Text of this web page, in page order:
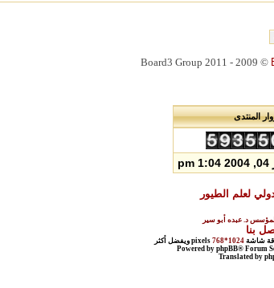
© 2009 - 2011 Board3 Group
المنتدى
د. عبده أبو سير
بنا
شاشة 1024*768
pixels ويفضل أكثر
Powered by phpBB® Forum
Translated by